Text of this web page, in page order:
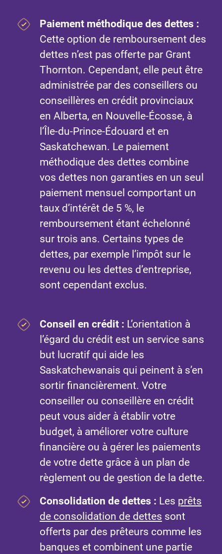
Paiement méthodique des dettes :
Cette option de remboursement des
dettes n’est pas offerte par Grant
Thornton. Cependant, elle peut être
administrée par des conseillers ou
conseillères en crédit provinciaux
en Alberta, en Nouvelle-Écosse, à
l’Île-du-Prince-Édouard et en
Saskatchewan. Le paiement
méthodique des dettes combine
vos dettes non garanties en un seul
paiement mensuel comportant un
taux d’intérêt de 5 %, le
remboursement étant échelonné
sur trois ans. Certains types de
dettes, par exemple l’impôt sur le
revenu ou les dettes d’entreprise,
sont cependant exclus.
Conseil en crédit : L’orientation à
l’égard du crédit est un service sans
but lucratif qui aide les
Saskatchewanais qui peinent à s’en
sortir financièrement. Votre
conseiller ou conseillère en crédit
peut vous aider à établir votre
budget, à améliorer votre culture
financière ou à gérer les paiements
de votre dette grâce à un plan de
règlement ou de gestion de la dette.
Consolidation de dettes : Les prêts
de consolidation de dettes sont
offerts par des prêteurs comme les
banques et combinent une partie